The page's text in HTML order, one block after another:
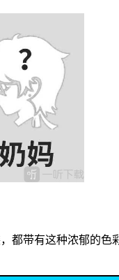
都带有这种浓郁的